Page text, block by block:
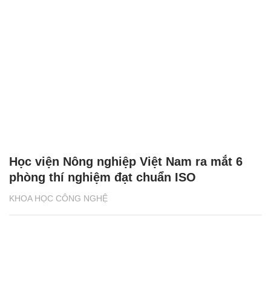
KHOA HỌC CÔNG NGHỆ
Học viện Nông nghiệp Việt Nam ra mắt 6
phòng thí nghiệm đạt chuẩn ISO